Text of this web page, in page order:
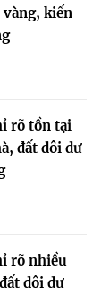
kiến
rõ tồn tại
đất dôi dư
rõ nhiều
dôi dư